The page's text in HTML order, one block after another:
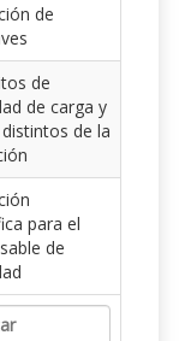
de
de
de carga y
de la
para el
de